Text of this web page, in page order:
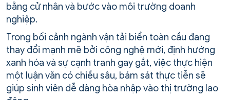
bằng cử nhân và bước vào môi trường doanh
nghiệp.
Trong bối cảnh ngành vận tải biển toàn cầu đang
thay đổi mạnh mẽ bởi công nghệ mới, định hướng
xanh hóa và sự cạnh tranh gay gắt, việc thực hiện
một luận văn có chiều sâu, bám sát thực tiễn sẽ
giúp sinh viên dễ dàng hòa nhập vào thị trường lao